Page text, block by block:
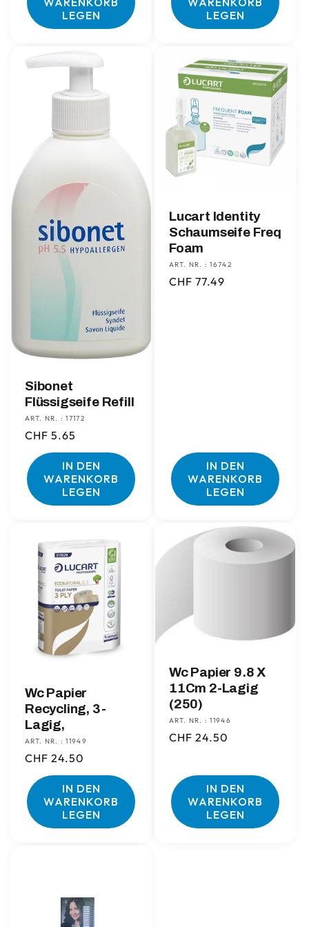
LEGEN
LEGEN
Sibonet
Flüssigseife Refill
ART. NR. : 17172
Normaler
Preis
CHF 5.65
IN DEN
WARENKORB
LEGEN
Lucart Identity
Schaumseife Freq
Foam
ART. NR. : 16742
Normaler
CHF 77.49
IN DEN
WARENKORB
LEGEN
Wc Papier
Recycling, 3-
Lagig,
ART. NR. : 11949
Normaler
Preis
CHF 24.50
IN DEN
WARENKORB
LEGEN
Wc Papier 9.8 X
11Cm 2-Lagig
(250)
ART. NR. : 11946
Normaler
CHF 24.50
IN DEN
WARENKORB
LEGEN